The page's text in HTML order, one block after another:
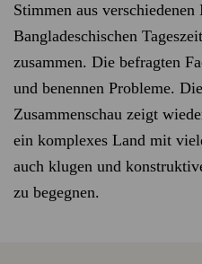
Stimmen aus
Bangladeschischen
zusammen. Die befragten
und benennen Probleme. Die
Zusammenschau zeigt
ein komplexes Land mit
auch klugen und
zu begegnen.